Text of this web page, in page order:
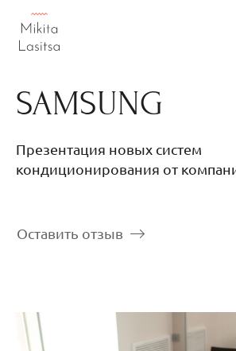
SAMSUNG
Презентация новых систем
кондиционирования от
Оставить отзыв